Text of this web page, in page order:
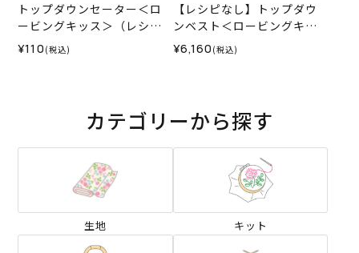
トップダウンセーター＜ロ
ービングキッス＞（レシ
ピ）
¥110 (税込)
【レシピなし】トップダウ
ンベスト＜ロービングキッ
ス58P＞（編み物 材料セッ
ト）
¥6,160 (税込)
カテゴリーから探す
生地 キット